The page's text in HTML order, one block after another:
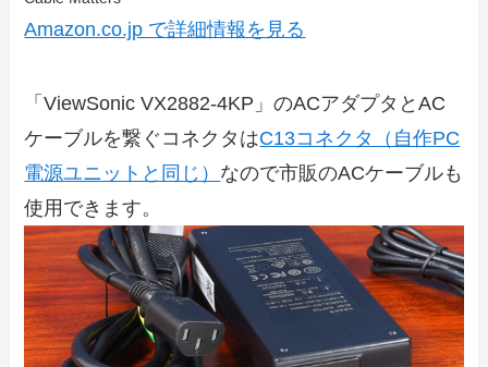
Amazon.co.jp で詳細情報を見る
「ViewSonic VX2882-4KP」のACアダプタとAC
ケーブルを繋ぐコネクタはC13コネクタ（自作PC
電源ユニットと同じ） なので市販のACケーブルも
使用できます。